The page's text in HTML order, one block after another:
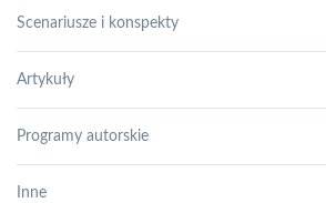
Scenariusze i konspekty
Artykuły
Programy autorskie
Inne